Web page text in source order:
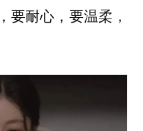
要耐心，要温柔，